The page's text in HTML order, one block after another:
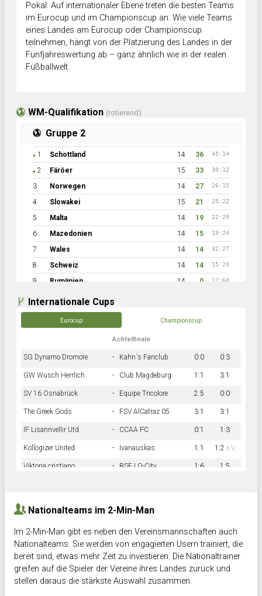
Pokal. Auf internationaler Ebene treten die besten Teams
im Eurocup und im Championscup an. Wie viele Teams
eines Landes am Eurocup oder Championscup
teilnehmen, hängt von der Platzierung des Landes in der
Fünfjahreswertung ab – ganz ähnlich wie in der realen
Fußballwelt.
WM-Qualifikation (rotierend)
Gruppe 2
● 1 Schottland 14 36 45:14
● 2 Färöer 15 33 30:12
3 Norwegen 14 27 26:15
4 Slowakei 15 21 25:22
5 Malta 14 19 22:29
6 Mazedonien 14 15 19:24
7 Wales 14 14 32:27
8 Schweiz 14 14 15:23
9 Rumänien 14 0 12:60
Internationale Cups
Eurocup Championscup
Achtelfinale
SG Dynamo Dromore - Kahn´s Fanclub 0:0 0:3
GW Wusch Herrlich - Club Magdeburg 1:1 3:1
SV 16 Osnabrück - Equipe Tricolore 2:5 0:0
The Greek Gods - FSV AlCatraz 05 3:1 3:1
IF Lisannvellir Utd. - CCAA FC 0:1 1:3
Kollogizer United - Ivanauskas 1:1 1:2 n.V.
Viktoria cristiano - BSF LO-City 1:6 1:5
Nationalteams im 2-Min-Man
Im 2-Min-Man gibt es neben den Vereinsmannschaften auch
Nationalteams. Sie werden von engagierten Usern trainiert, die
bereit sind, etwas mehr Zeit zu investieren. Die Nationaltrainer
greifen auf die Spieler der Vereine ihres Landes zurück und
stellen daraus die stärkste Auswahl zusammen.